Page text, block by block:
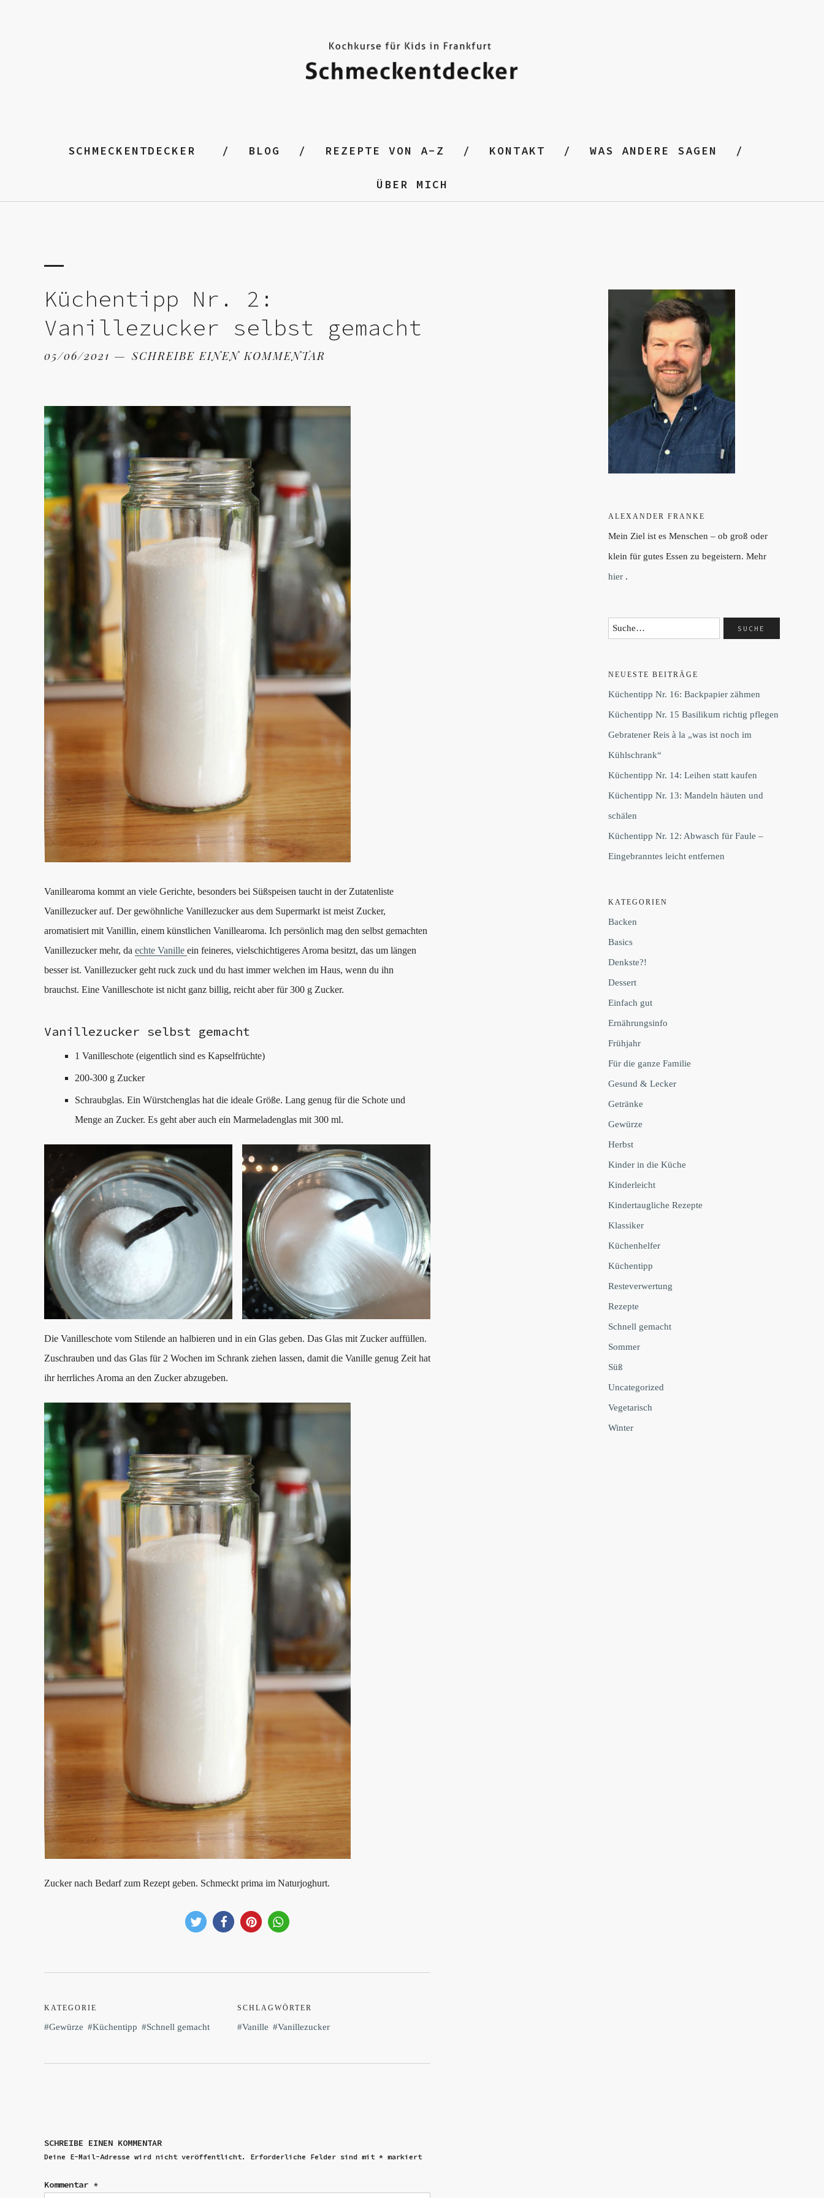
SCHMECKENTDECKER BLOG REZEPTE VON A-Z KONTAKT WAS ANDERE SAGEN
ÜBER MICH
Küchentipp Nr. 2:
Vanillezucker selbst gemacht
05/06/2021 SCHREIBE EINEN KOMMENTAR
Vanillearoma kommt an viele Gerichte, besonders bei Süßspeisen taucht in der Zutatenliste
Vanillezucker auf. Der gewöhnliche Vanillezucker aus dem Supermarkt ist meist Zucker,
aromatisiert mit Vanillin, einem künstlichen Vanillearoma. Ich persönlich mag den selbst gemachten
Vanillezucker mehr, da echte Vanille ein feineres, vielschichtigeres Aroma besitzt, das um längen
besser ist. Vanillezucker geht ruck zuck und du hast immer welchen im Haus, wenn du ihn
brauchst. Eine Vanilleschote ist nicht ganz billig, reicht aber für 300 g Zucker.
Vanillezucker selbst gemacht
1 Vanilleschote (eigentlich sind es Kapselfrüchte)
200-300 g Zucker
Schraubglas. Ein Würstchenglas hat die ideale Größe. Lang genug für die Schote und
Menge an Zucker. Es geht aber auch ein Marmeladenglas mit 300 ml.
Die Vanilleschote vom Stilende an halbieren und in ein Glas geben. Das Glas mit Zucker auffüllen.
Zuschrauben und das Glas für 2 Wochen im Schrank ziehen lassen, damit die Vanille genug Zeit hat
ihr herrliches Aroma an den Zucker abzugeben.
Zucker nach Bedarf zum Rezept geben. Schmeckt prima im Naturjoghurt.
KATEGORIE
Gewürze Küchentipp Schnell gemacht
SCHLAGWÖRTER
Vanille Vanillezucker
SCHREIBE EINEN KOMMENTAR
Deine E-Mail-Adresse wird nicht veröffentlicht. Erforderliche Felder sind mit * markiert
Kommentar *
ALEXANDER FRANKE
Mein Ziel ist es Menschen – ob groß oder
klein für gutes Essen zu begeistern. Mehr
hier .
NEUESTE BEITRÄGE
Küchentipp Nr. 16: Backpapier zähmen
Küchentipp Nr. 15 Basilikum richtig pflegen
Gebratener Reis à la „was ist noch im
Kühlschrank“
Küchentipp Nr. 14: Leihen statt kaufen
Küchentipp Nr. 13: Mandeln häuten und
schälen
Küchentipp Nr. 12: Abwasch für Faule –
Eingebranntes leicht entfernen
KATEGORIEN
Backen
Basics
Denkste?!
Dessert
Einfach gut
Ernährungsinfo
Frühjahr
Für die ganze Familie
Gesund & Lecker
Getränke
Gewürze
Herbst
Kinder in die Küche
Kinderleicht
Kindertaugliche Rezepte
Klassiker
Küchenhelfer
Küchentipp
Resteverwertung
Rezepte
Schnell gemacht
Sommer
Süß
Uncategorized
Vegetarisch
Winter